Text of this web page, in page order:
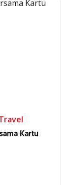
Kartu